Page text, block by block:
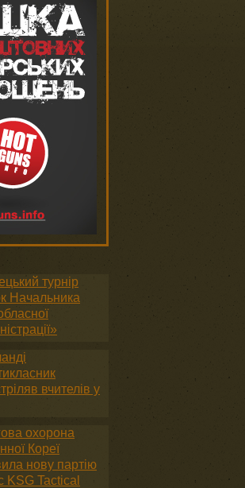
турнір
Начальника
вчителів у
охорона
Кореї
нову партію
KSG Tactical